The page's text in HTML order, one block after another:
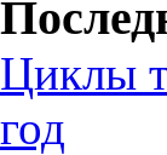
Циклы
год